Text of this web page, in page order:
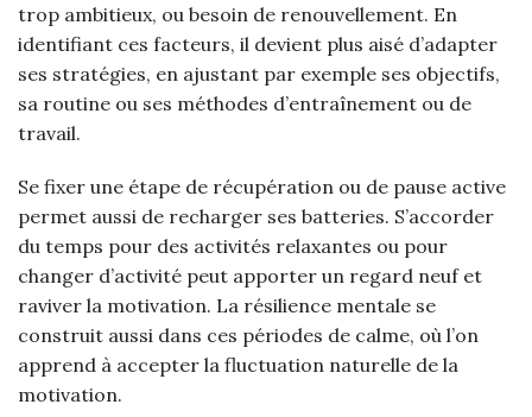
trop ambitieux, ou besoin de renouvellement. En
identifiant ces facteurs, il devient plus aisé d’adapter
ses stratégies, en ajustant par exemple ses objectifs,
sa routine ou ses méthodes d’entraînement ou de
travail.
Se fixer une étape de récupération ou de pause active
permet aussi de recharger ses batteries. S’accorder
du temps pour des activités relaxantes ou pour
changer d’activité peut apporter un regard neuf et
raviver la motivation. La résilience mentale se
construit aussi dans ces périodes de calme, où l’on
apprend à accepter la fluctuation naturelle de la
motivation.